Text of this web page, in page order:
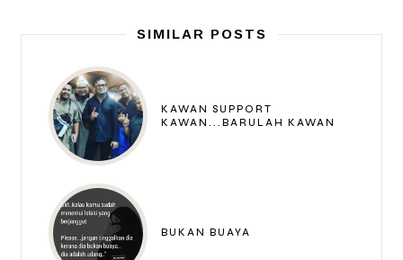
SIMILAR POSTS
KAWAN SUPPORT
KAWAN...BARULAH KAWAN
BUKAN BUAYA